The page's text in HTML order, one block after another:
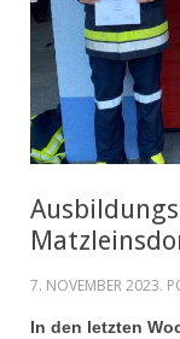
7. NOVEMBER 2023.
In den letzten